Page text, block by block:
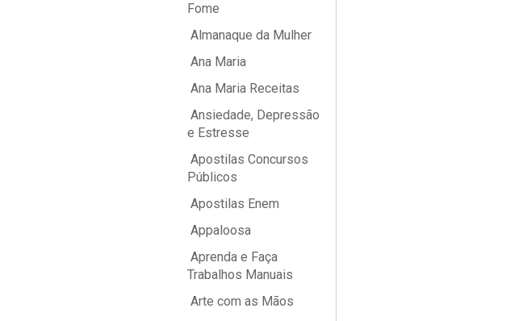
Fome
Almanaque da Mulher
Ana Maria
Ana Maria Receitas
Ansiedade, Depressão
e Estresse
Apostilas Concursos
Públicos
Apostilas Enem
Appaloosa
Aprenda e Faça
Trabalhos Manuais
Arte com as Mãos